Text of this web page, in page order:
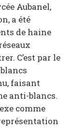
Aubanel,
a été
de haine
C’est par le
faisant
anti-blancs.
comme